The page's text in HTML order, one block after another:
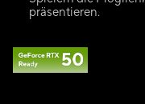
präsentieren.